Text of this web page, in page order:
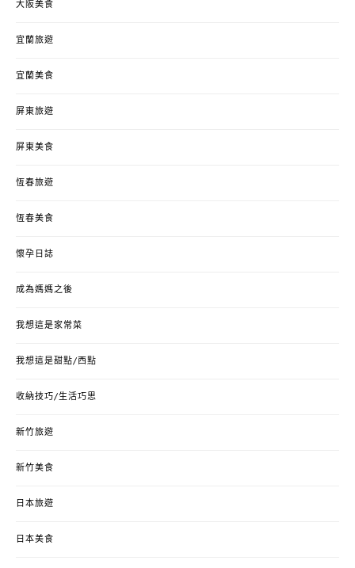
大阪美食
宜蘭旅遊
宜蘭美食
屏東旅遊
屏東美食
恆春旅遊
恆春美食
懷孕日誌
成為媽媽之後
我想這是家常菜
我想這是甜點/西點
收納技巧/生活巧思
新竹旅遊
新竹美食
日本旅遊
日本美食